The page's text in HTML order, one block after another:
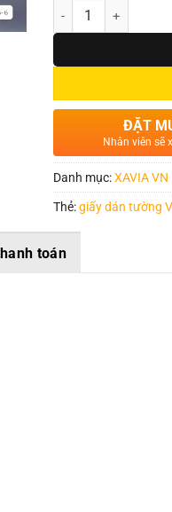
Số lượng
ĐẶT
Nhân viên sẽ
Danh mục:XAVIA VN
Thẻ:giấy dán tường
toán